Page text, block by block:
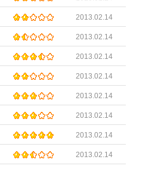
2013.02.14
2013.02.14
2013.02.14
2013.02.14
2013.02.14
2013.02.14
2013.02.14
2013.02.14